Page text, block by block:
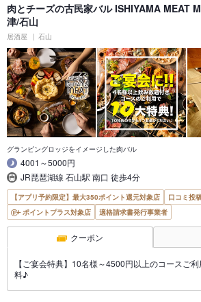
肉とチーズの古民家バル ISHIYAMA MEAT
津/石山
居酒屋 石山
グランピングロッジをイメージした肉バル
4001～5000円
JR琵琶湖線 石山駅 南口 徒歩4分
【アプリ予約限定】最大350ポイント還元対象店
口コミ投
ポイントプラス対象店
適格請求書発行事業者
クーポン
【ご宴会特典】10名様～4500円以上のコースご
料♪